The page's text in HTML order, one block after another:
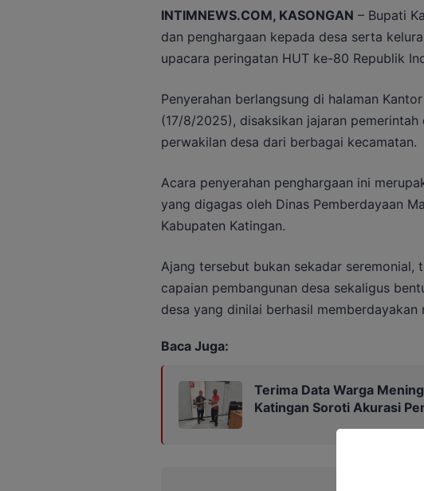
INTIMNEWS.COM, KASONGAN – Bupati
dan penghargaan kepada desa serta
upacara peringatan HUT ke-80 Republik
Penyerahan berlangsung di halaman
(17/8/2025), disaksikan jajaran
perwakilan desa dari berbagai kecamatan.
Acara penyerahan penghargaan ini
yang digagas oleh Dinas Pemberdayaan
Kabupaten Katingan.
Ajang tersebut bukan sekadar seremonial,
capaian pembangunan desa sekaligus
desa yang dinilai berhasil memberdayakan
Baca Juga:
Terima Data Warga
Katingan Soroti Akurasi